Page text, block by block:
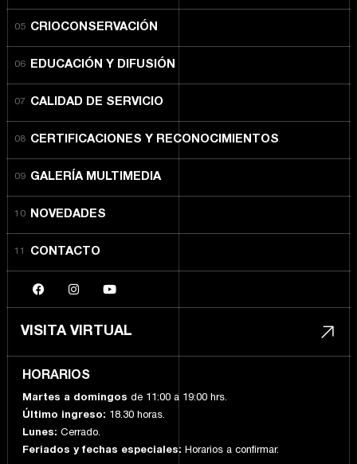
CRIOCONSERVACIÓN
EDUCACIÓN Y DIFUSIÓN
CALIDAD DE SERVICIO
CERTIFICACIONES Y RECONOCIMIENTOS
GALERÍA MULTIMEDIA
NOVEDADES
CONTACTO
VISITA VIRTUAL
HORARIOS
Martes a domingos de 11:00 a 19:00 hrs.
Último ingreso: 18.30 horas.
Lunes: Cerrado.
Feriados y fechas especiales: Horarios a confirmar.